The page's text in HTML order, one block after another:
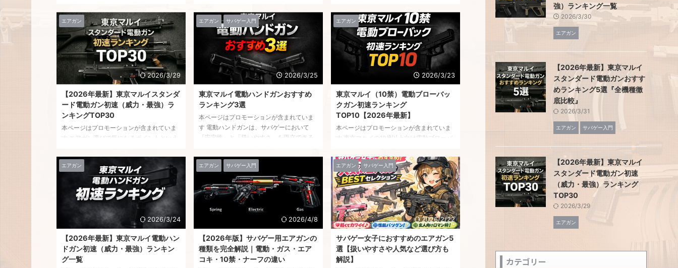
の？」と悩んでいませんか？ ハイサイクル
電動ガンは圧倒的な連射性能が魅力です
が、実際のサバゲーでは連射力だけでは勝
てません。 重要なのは――どれだけ狙った
場所に当てられるか（命中精度）と、扱い
やすさです。 とはいえ、東京マルイのハイ
サイクルシリーズはモデル数こそ多くない
ものの、それぞれ性能バランスが異なるた
め「結局どれがいいのか分かりにくい」の
も事実です。 そこで本記事では、東京マル
イのハイサイ ...
ね。中でも東京マルイの［HC］ハイサイク
ルカスタム電動ガンは、圧倒的な連射速度
による制圧力で人気のシリーズとして、多
くのプレイヤーに支持されています。 しか
し――「ハイサイクルって初速は低い
の？」「結局どのモデルが一番強いの？」
と気になる人も多いはずです。 実際のとこ
ろ、ハイサイクルは連射性能を重視した設
計のため、初速はスタンダード電動ガンよ
りやや控えめに設定されています。ただし
その中でも、 ...
と悩んでいませんか？ 中でもスタンダード
電動ガンは種類が多く、似たようなスペッ
クのモデルも多いため、初心者はもちろん
経験者でも迷いやすいジャンルです。 そこ
で本記事では、東京マルイのスタンダード
電動ガンを対象に、 といった実戦で重要な
ポイントをもとに、全機種を徹底比較。 そ
の中から「本当に使える5機種」をランキン
グ形式で厳選しました。 さらに、初心者向
けのコスパ重視モデルや、30機種の詳細デ
...
エアガン
2026/3/29
【2026年最新】東京マルイスタンダ
ード電動ガン初速（威力・最強）ラ
ンキングTOP30
本ページはプロモーションが含まれていま
す エアガン選びで気になるポイントといえ
ね。中でも東京マルイのスタンダード電動
ガンは、サバゲーにおける定番とも言える
存在で、初心者からベテランまで幅広く使
用されています。しかし――「結局どれが
一番強いの？」「初速ってモデルごとにど
れくらい違うの？」と気になる人も多いは
ずです。実際のところ、国内規制により上
限は決まっているため、極端な差はありま
せん。ですがその中でも、 といった違いは
確実に存在します。そこで今回は――東京
マルイ スタン ...
エアガン サバゲー入門
2026/3/25
東京マルイ電動ハンドガンおすすめ
ランキング3選
本ページはプロモーションが含まれていま
す 電動ハンドガンは、サバゲーにおいて
「安定性」と「扱いやすさ」を両立できる
と「結局どれがいいのか分からない」と悩
む方も多いはずです。 とはいえ、東京マル
イの電動ハンドガンは実はラインナップ自
体がそこまで多くなく、全6種類、カラーバ
リエーションを含めても9種類！ その状態
で「おすすめ5選」と言われても、「いや、
それほぼ全部じゃん」となってしまいます
よね。 そこで本記事では、あえて数を絞
り、初速・命中精度・重量・拡張性・実際
の使用感 ...
エアガン
2026/3/23
東京マルイ（10禁）電動ブローバッ
クガン初速ランキング
TOP10【2026年最新】
本ページはプロモーションが含まれていま
す 東京マルイの10歳以上向け電動ブローバ
の人気シリーズですが、実はモデルごとに
初速性能には意外な差があります。 「一番
飛ぶモデルはどれ？」「箱出しで強いのは
どれ？」 そんな疑問を解決するため、本記
事ではホビージャパン発行『トイガンダイ
ジェスト』の実測データをもとに、初速ラ
ンキングTOP10【2026年最新版】を作成し
ました。 すべて0.12g BB弾・室内同条件で
比較しているため、純粋な性能差が分かる
内容になっています。 さらに ...
エアガン
2026/3/24
【2026年最新】東京マルイ電動ハン
ドガン初速（威力・最強）ランキン
グ一覧
エアガン サバゲー入門
2026/4/8
【2026年版】サバゲー用エアガンの
種類を完全解説｜電動・ガス・エア
コキ・10禁・ナーフの違い
エアガン サバゲー入門
2026/2/22
サバゲー女子におすすめのエアガン5
選【扱いやすさや人気など選び方も
解説】
強）ランキング一覧
2026/3/30
エアガン
【2026年最新】東京マルイ
スタンダード電動ガンおすす
めランキング5選『全機種徹
底比較』
2026/3/31
エアガン サバゲー入門
【2026年最新】東京マルイ
スタンダード電動ガン初速
（威力・最強）ランキング
TOP30
2026/3/29
エアガン
カテゴリー